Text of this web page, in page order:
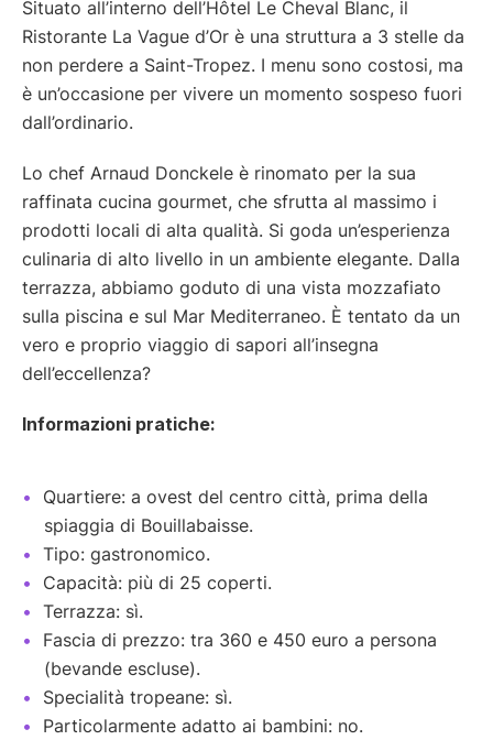
Situato all’interno dell’Hôtel Le Cheval Blanc, il
Ristorante La Vague d’Or è una struttura a 3 stelle da
non perdere a Saint-Tropez. I menu sono costosi, ma
è un’occasione per vivere un momento sospeso fuori
dall’ordinario.
Lo chef Arnaud Donckele è rinomato per la sua
raffinata cucina gourmet, che sfrutta al massimo i
prodotti locali di alta qualità. Si goda un’esperienza
culinaria di alto livello in un ambiente elegante. Dalla
terrazza, abbiamo goduto di una vista mozzafiato
sulla piscina e sul Mar Mediterraneo. È tentato da un
vero e proprio viaggio di sapori all’insegna
dell’eccellenza?
Informazioni pratiche:
Quartiere: a ovest del centro città, prima della
spiaggia di Bouillabaisse.
Tipo: gastronomico.
Capacità: più di 25 coperti.
Terrazza: sì.
Fascia di prezzo: tra 360 e 450 euro a persona
(bevande escluse).
Specialità tropeane: sì.
Particolarmente adatto ai bambini: no.